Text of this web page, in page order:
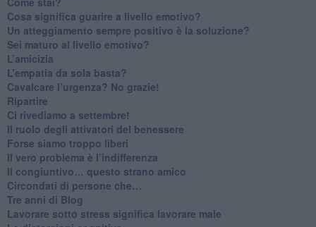
Cosa significa guarire a livello emotivo?
​Un atteggiamento sempre positivo è la soluzione?
​Sei maturo al livello emotivo?
​L’amicizia
​L’empatia da sola basta?
​Cavalcare l’urgenza? No grazie!
Ripartire
​Ci rivediamo a settembre!
​Il ruolo degli attivatori del benessere
​Forse siamo troppo liberi
​Il vero problema è l’indifferenza
​Il congiuntivo… questo strano amico
​Circondati di persone che…
​Tre anni di Blog
​Lavorare sotto stress significa lavorare male